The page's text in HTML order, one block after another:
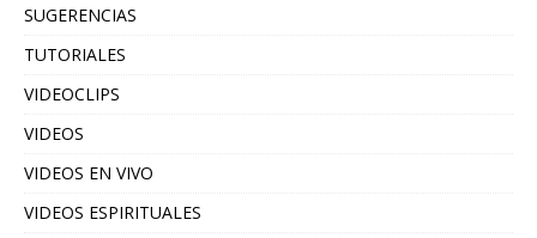
SUGERENCIAS
TUTORIALES
VIDEOCLIPS
VIDEOS
VIDEOS EN VIVO
VIDEOS ESPIRITUALES